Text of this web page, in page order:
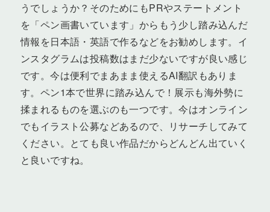
うでしょうか？そのためにもPRやステートメント
を「ペン画書いています」からもう少し踏み込んだ
情報を日本語・英語で作るなどをお勧めします。イ
ンスタグラムは投稿数はまだ少ないですが良い感じ
です。今は便利でまあまま使えるAI翻訳もありま
す。ペン1本で世界に踏み込んで！展示も海外勢に
揉まれるものを選ぶのも一つです。今はオンライン
でもイラスト公募などあるので、リサーチしてみて
ください。とても良い作品だからどんどん出ていく
と良いですね。